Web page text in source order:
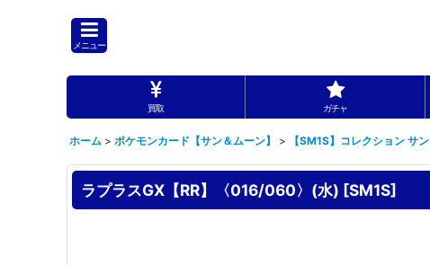
メニュー
買取 ガチャ
ホーム > ポケモンカード【サン＆ムーン】 > 【SM1S】コレクション サン
ラプラスGX【RR】〈016/060〉(水) [SM1S]